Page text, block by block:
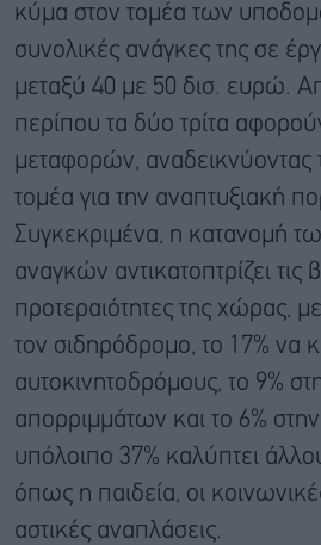
κύμα στον τομέα των
συνολικές ανάγκες της σε
μεταξύ 40 με 50 δισ. ευρώ.
περίπου τα δύο τρίτα
μεταφορών, αναδεικνύοντας
τομέα για την αναπτυξιακή
Συγκεκριμένα, η κατανομή
αναγκών αντικατοπτρίζει τις
προτεραιότητες της χώρας,
τον σιδηρόδρομο, το 17% να
αυτοκινητοδρόμους, το 9%
απορριμμάτων και το 6%
υπόλοιπο 37% καλύπτει
όπως η παιδεία, οι
αστικές αναπλάσεις.